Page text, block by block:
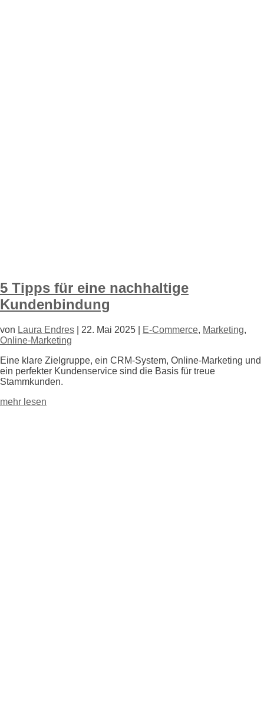
5 Tipps für eine nachhaltige
Kundenbindung
von Laura Endres 22. Mai 2025 E-Commerce, Marketing,
Online-Marketing
Eine klare Zielgruppe, ein CRM-System, Online-Marketing und
ein perfekter Kundenservice sind die Basis für treue
Stammkunden.
mehr lesen